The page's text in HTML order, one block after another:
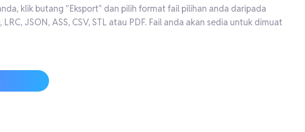
klik butang "Eksport" dan pilih format fail pilihan anda daripada
JSON, ASS, CSV, STL atau PDF. Fail anda akan sedia untuk dimuat